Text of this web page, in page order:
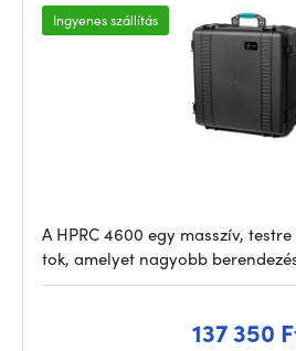
Ingyenes szállítás
A HPRC 4600 egy masszív,
tok, amelyet nagyobb
137 350